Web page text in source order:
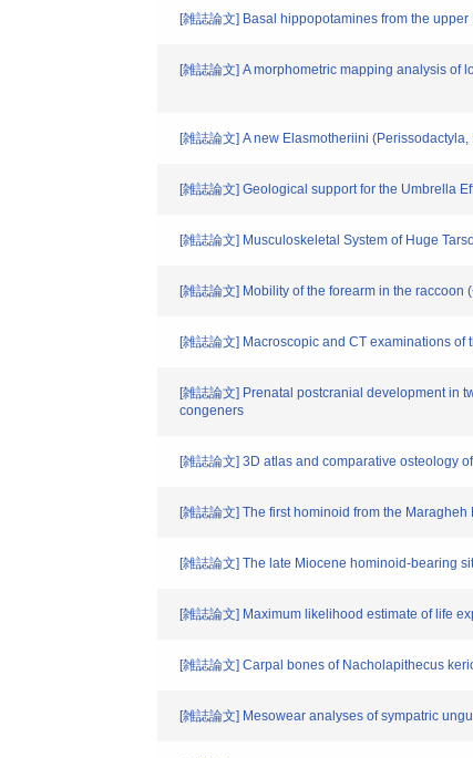
[雑誌論文] Basal hippopotamines from the
[雑誌論文] A morphometric mapping analysis
[雑誌論文] A new Elasmotheriini
[雑誌論文] Geological support for the Umbrella
[雑誌論文] Musculoskeletal System of Huge
[雑誌論文] Mobility of the forearm in the
[雑誌論文] Macroscopic and CT examinations
[雑誌論文] Prenatal postcranial development in
congeners
[雑誌論文] 3D atlas and comparative osteology
[雑誌論文] The first hominoid from the Maragheh
[雑誌論文] The late Miocene hominoid-bearing
[雑誌論文] Maximum likelihood estimate of life
[雑誌論文] Carpal bones of Nacholapithecus
[雑誌論文] Mesowear analyses of sympatric